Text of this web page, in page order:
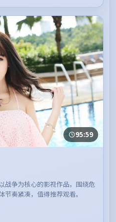
95:59
争为核心的影视作品，围绕危
奏紧凑，值得推荐观看。